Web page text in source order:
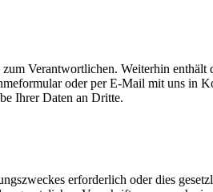
Verantwortlichen. Weiterhin
oder per E-Mail mit uns in
Ihrer Daten an Dritte.
erforderlich oder dies